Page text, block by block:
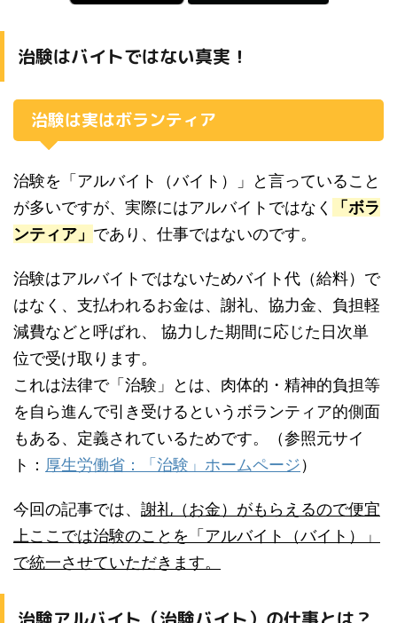
治験はバイトではない真実！
治験は実はボランティア
治験を「アルバイト（バイト）」と言っていること
が多いですが、実際にはアルバイトではなく
「ボラ
ンティア」 であり、仕事ではないのです。
治験はアルバイトではないためバイト代（給料）で
はなく、支払われるお金は、謝礼、協力金、負担軽
減費などと呼ばれ、 協力した期間に応じた日次単
位で受け取ります。
これは法律で「治験」とは、肉体的・精神的負担等
を自ら進んで引き受けるというボランティア的側面
もある、定義されているためです。（参照元サイ
ト： 厚生労働省：「治験」ホームページ）
今回の記事では、 謝礼（お金）がもらえるので便宜
上ここでは治験のことを「アルバイト（バイト）」
で統一させていただきます。